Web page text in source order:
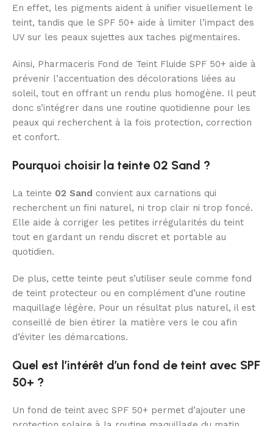
En effet, les pigments aident à unifier visuellement le
teint, tandis que le SPF 50+ aide à limiter l’impact des
UV sur les peaux sujettes aux taches pigmentaires.
Ainsi, Pharmaceris Fond de Teint Fluide SPF 50+ aide à
prévenir l’accentuation des décolorations liées au
soleil, tout en offrant un rendu plus homogène. Il peut
donc s’intégrer dans une routine quotidienne pour les
peaux qui recherchent à la fois protection, correction
et confort.
Pourquoi choisir la teinte 02 Sand ?
La teinte 02 Sand convient aux carnations qui
recherchent un fini naturel, ni trop clair ni trop foncé.
Elle aide à corriger les petites irrégularités du teint
tout en gardant un rendu discret et portable au
quotidien.
De plus, cette teinte peut s’utiliser seule comme fond
de teint protecteur ou en complément d’une routine
maquillage légère. Pour un résultat plus naturel, il est
conseillé de bien étirer la matière vers le cou afin
d’éviter les démarcations.
Quel est l’intérêt d’un fond de teint avec SPF
50+ ?
Un fond de teint avec SPF 50+ permet d’ajouter une